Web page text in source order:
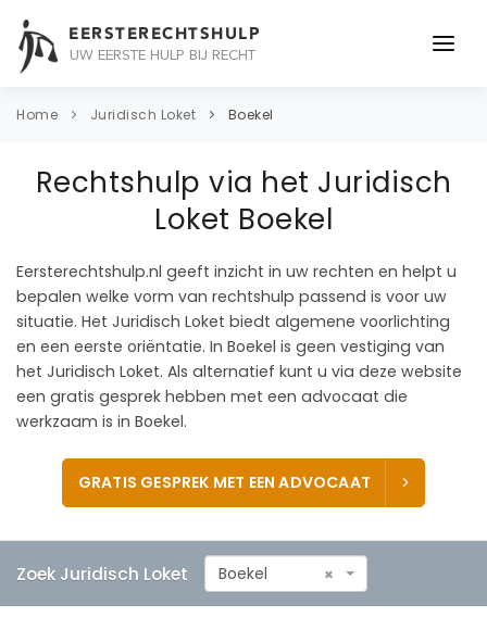
EERSTERECHTSHULP
UW EERSTE HULP BIJ RECHT
ONDERWERPEN
CONTACT
Home Juridisch Loket Boekel
Rechtshulp via het Juridisch
Loket Boekel
Eersterechtshulp.nl geeft inzicht in uw rechten en helpt u
bepalen welke vorm van rechtshulp passend is voor uw
situatie. Het Juridisch Loket biedt algemene voorlichting
en een eerste oriëntatie. In Boekel is geen vestiging van
het Juridisch Loket. Als alternatief kunt u via deze website
een gratis gesprek hebben met een advocaat die
werkzaam is in Boekel.
GRATIS GESPREK MET EEN ADVOCAAT
Zoek Juridisch Loket ×
Boekel